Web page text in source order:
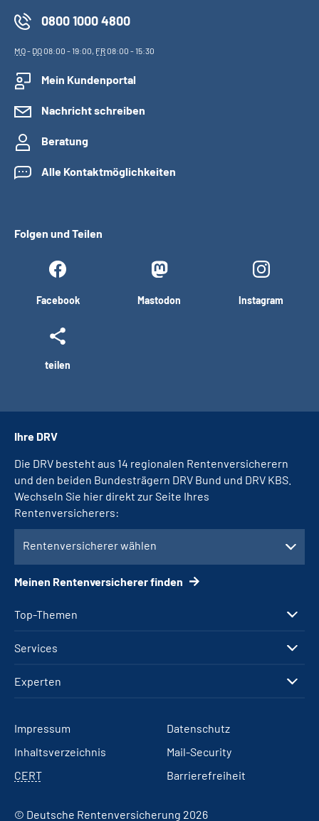
0800 1000 4800
MO- DO08:00 - 19:00, FR08:00 - 15:30
Mein Kundenportal
Nachricht schreiben
Beratung
Alle Kontaktmöglichkeiten
Folgen und Teilen
Facebook Mastodon Instagram
teilen
Top-Themen
Services
Experten
Ihre DRV
Die DRV besteht aus 14 regionalen Rentenversicherern
und den beiden Bundesträgern DRV Bund und DRV KBS.
Wechseln Sie hier direkt zur Seite Ihres
Rentenversicherers:
Rentenversicherer wählen
Meinen Rentenversicherer finden
Impressum
Datenschutz
Inhaltsverzeichnis
Mail-Security
CERT
Barrierefreiheit
© Deutsche Rentenversicherung 2026